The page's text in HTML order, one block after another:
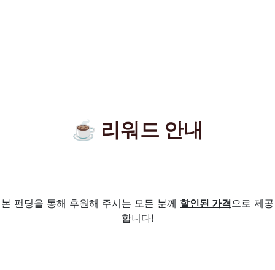
☕ 리워드 안내
본 펀딩을 통해 후원해 주시는 모든 분께 할인된 가격으로 제공
합니다!